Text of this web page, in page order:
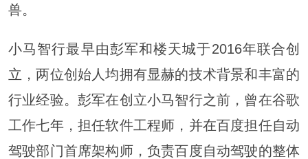
兽。
小马智行最早由彭军和楼天城于2016年联合创
立，两位创始人均拥有显赫的技术背景和丰富的
行业经验。彭军在创立小马智行之前，曾在谷歌
工作七年，担任软件工程师，并在百度担任自动
驾驶部门首席架构师，负责百度自动驾驶的整体